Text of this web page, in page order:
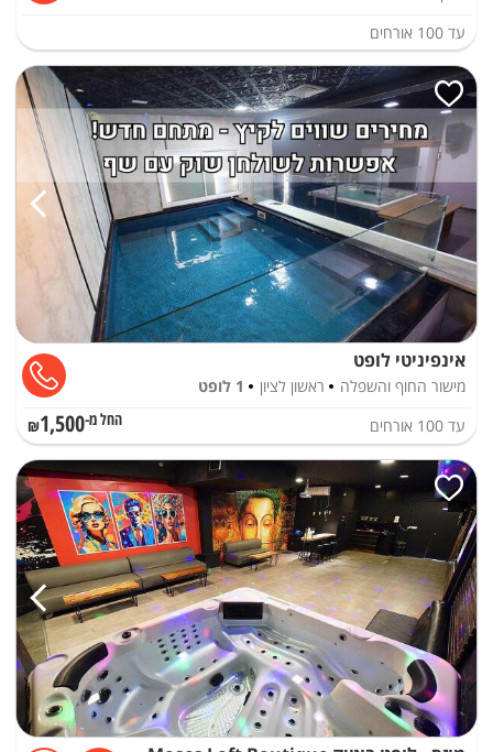
עד 100 אורחים
אינפיניטי לופט
מישור החוף והשפלה ראשון לציון
1 לופט
עד 100 אורחים החל מ-₪1,500